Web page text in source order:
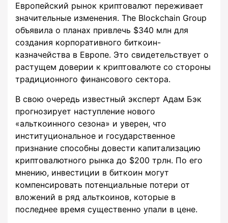
Европейский рынок криптовалют переживает
значительные изменения. The Blockchain Group
объявила о планах привлечь $340 млн для
создания корпоративного биткоин-
казначейства в Европе. Это свидетельствует о
растущем доверии к криптовалюте со стороны
традиционного финансового сектора.
В свою очередь известный эксперт Адам Бэк
прогнозирует наступление нового
«альткоинного сезона» и уверен, что
институциональное и государственное
признание способны довести капитализацию
криптовалютного рынка до $200 трлн. По его
мнению, инвестиции в биткоин могут
компенсировать потенциальные потери от
вложений в ряд альткоинов, которые в
последнее время существенно упали в цене.